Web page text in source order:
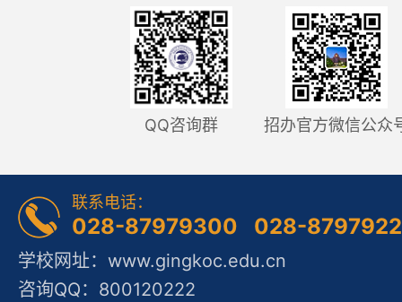
QQ咨询群 招办官方微信公众
联系电话：
028-87979300 028-
学校网址：www.gingkoc.edu.cn
咨询QQ：800120222